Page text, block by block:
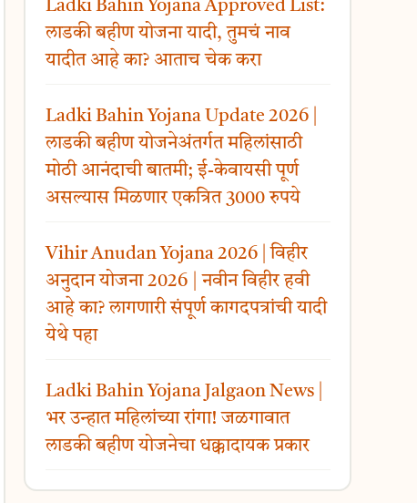
Ladki Bahin Yojana Approved List:
लाडकी बहीण योजना यादी, तुमचं नाव
यादीत आहे का? आताच चेक करा
Ladki Bahin Yojana Update 2026 |
लाडकी बहीण योजनेअंतर्गत महिलांसाठी
मोठी आनंदाची बातमी; ई-केवायसी पूर्ण
असल्यास मिळणार एकत्रित 3000 रुपये
Vihir Anudan Yojana 2026 | विहीर
अनुदान योजना 2026 | नवीन विहीर हवी
आहे का? लागणारी संपूर्ण कागदपत्रांची यादी
येथे पहा
Ladki Bahin Yojana Jalgaon News |
भर उन्हात महिलांच्या रांगा! जळगावात
लाडकी बहीण योजनेचा धक्कादायक प्रकार